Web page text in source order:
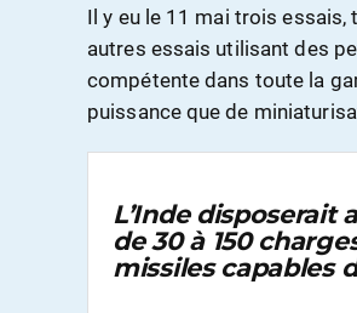
Il y eu le 11 mai trois essais,
autres essais utilisant des
compétente dans toute la
puissance que de
L’Inde disposerait
de 30 à 150
missiles capables